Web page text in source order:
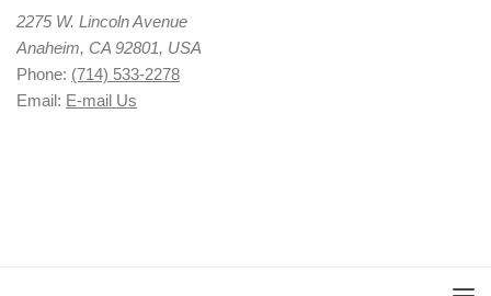
2275 W. Lincoln Avenue
Anaheim, CA 92801, USA
Phone: (714) 533-2278
Email: E-mail Us